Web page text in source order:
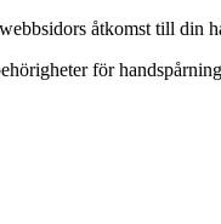
åtkomst till din
för